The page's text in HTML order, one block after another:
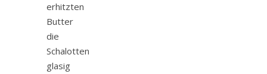
erhitzten
Butter
die
Schalotten
glasig